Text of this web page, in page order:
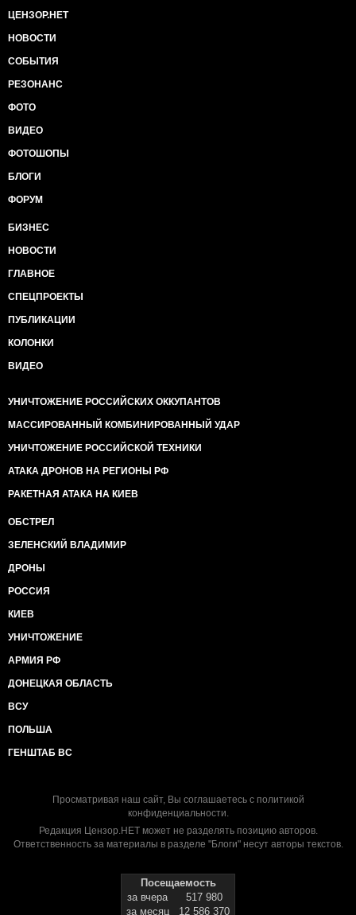
ЦЕНЗОР.НЕТ
НОВОСТИ
СОБЫТИЯ
РЕЗОНАНС
ФОТО
ВИДЕО
ФОТОШОПЫ
БЛОГИ
ФОРУМ
БИЗНЕС
НОВОСТИ
ГЛАВНОЕ
СПЕЦПРОЕКТЫ
ПУБЛИКАЦИИ
КОЛОНКИ
ВИДЕО
УНИЧТОЖЕНИЕ РОССИЙСКИХ ОККУПАНТОВ
МАССИРОВАННЫЙ КОМБИНИРОВАННЫЙ УДАР
УНИЧТОЖЕНИЕ РОССИЙСКОЙ ТЕХНИКИ
АТАКА ДРОНОВ НА РЕГИОНЫ РФ
РАКЕТНАЯ АТАКА НА КИЕВ
ОБСТРЕЛ
ЗЕЛЕНСКИЙ ВЛАДИМИР
ДРОНЫ
РОССИЯ
КИЕВ
УНИЧТОЖЕНИЕ
АРМИЯ РФ
ДОНЕЦКАЯ ОБЛАСТЬ
ВСУ
ПОЛЬША
ГЕНШТАБ ВС
Просматривая наш сайт, Вы соглашаетесь с политикой
конфиденциальности.
Редакция Цензор.НЕТ может не разделять позицию авторов.
Ответственность за материалы в разделе "Блоги" несут авторы текстов.
Посещаемость
за вчера
517 980
за месяц
12 586 370